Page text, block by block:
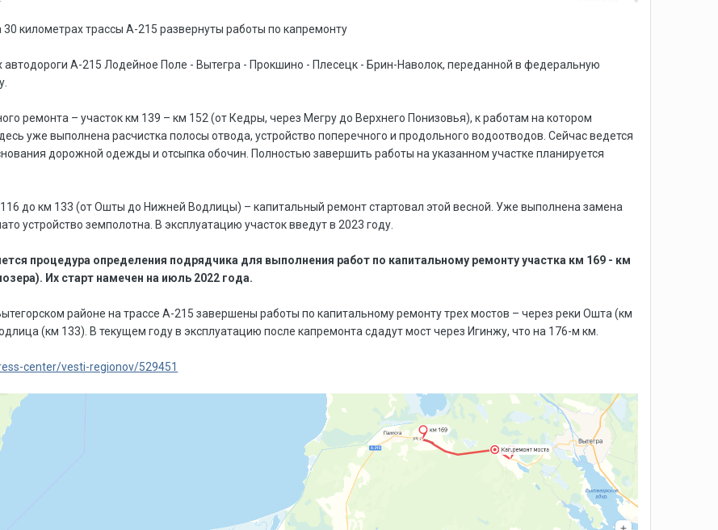
30 километрах трассы А-215 развернуты работы по капремонту
автодороги А-215 Лодейное Поле - Вытегра - Прокшино - Плесецк - Брин-Наволок, переданной в федеральную
ремонта – участок км 139 – км 152 (от Кедры, через Мегру до Верхнего Понизовья), к работам на котором
уже выполнена расчистка полосы отвода, устройство поперечного и продольного водоотводов. Сейчас ведется
дорожной одежды и отсыпка обочин. Полностью завершить работы на указанном участке планируется
до км 133 (от Ошты до Нижней Водлицы) – капитальный ремонт стартовал этой весной. Уже выполнена замена
устройство земполотна. В эксплуатацию участок введут в 2023 году.
процедура определения подрядчика для выполнения работ по капитальному ремонту участка км 169 - км
Их старт намечен на июль 2022 года.
районе на трассе А-215 завершены работы по капитальному ремонту трех мостов – через реки Ошта (км
(км 133). В текущем году в эксплуатацию после капремонта сдадут мост через Игинжу, что на 176-м км.
center/vesti-regionov/529451